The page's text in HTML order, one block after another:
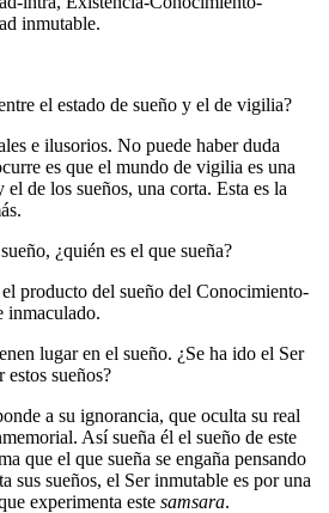
inmutable.
el estado de sueño y el de vigilia?
e ilusorios. No puede haber duda
es que el mundo de vigilia es una
de los sueños, una corta. Esta es la
¿quién es el que sueña?
producto del sueño del Conocimiento-
inmaculado.
lugar en el sueño. ¿Se ha ido el Ser
sueños?
a su ignorancia, que oculta su real
Así sueña él el sueño de este
que el que sueña se engaña pensando
sus sueños, el Ser inmutable es por una
experimenta este samsara.